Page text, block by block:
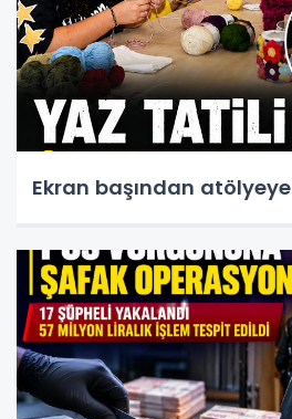
Ekran başından atölyeye